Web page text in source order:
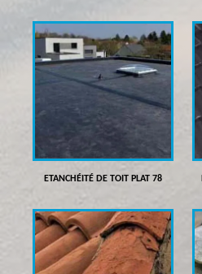
ETANCHÉITÉ DE TOIT PLAT 78